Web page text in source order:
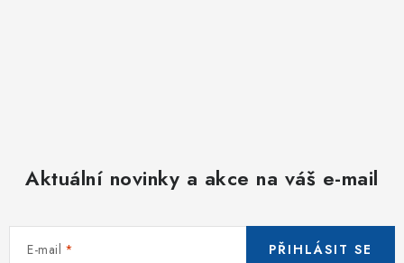
Aktuální novinky a akce na váš e-mail
E-mail PŘIHLÁSIT SE